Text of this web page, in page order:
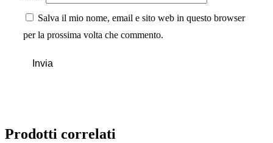
Salva il mio nome, email e sito web in questo browser
per la prossima volta che commento.
Prodotti correlati